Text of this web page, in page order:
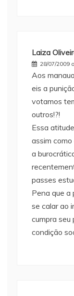
Laiza
28/07/2009
Aos
eis a
votamos
outros!?!
Essa
assim
a
passes
Pena que a
se calar ao
cumpra seu
condição